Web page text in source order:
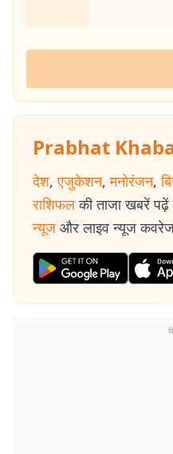
Prabhat
देश, एजुकेशन, मनोरंजन,
राशिफल की ताजा खबरें पढ़ें
न्यूज और लाइव न्यूज